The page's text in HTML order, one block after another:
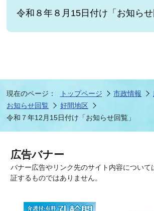
令和８年８月15日付け「お知らせ
現在のページ： トップページ 市政情報
お知らせ回覧
好間地区
令和７年12月15日付け「お知らせ回覧」
広告バナー
バナー広告やリンク先のサイト内容について
証するものではありません。